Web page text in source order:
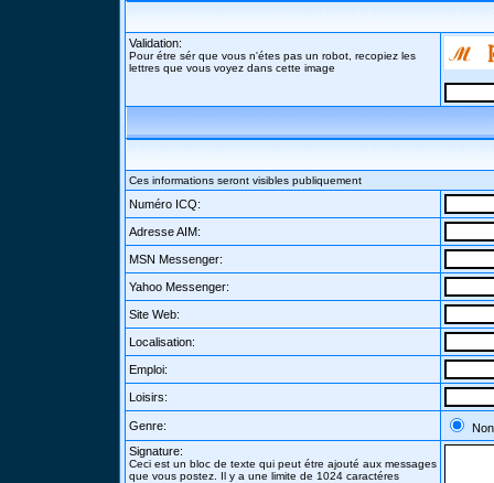
Validation:
Pour étre sér que vous n'étes pas un robot, recopiez les
lettres que vous voyez dans cette image
Ces informations seront visibles publiquement
Numéro ICQ:
Adresse AIM:
MSN Messenger:
Yahoo Messenger:
Site Web:
Localisation:
Emploi:
Loisirs:
Genre:
Signature:
Ceci est un bloc de texte qui peut étre ajouté aux messages
que vous postez. Il y a une limite de 1024 caractéres